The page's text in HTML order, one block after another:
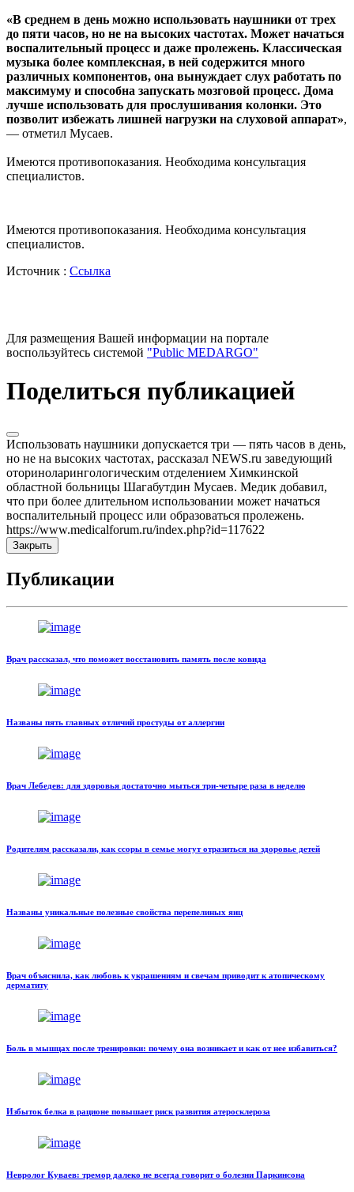
«В среднем в день можно использовать наушники от трех
до пяти часов, но не на высоких частотах. Может начаться
воспалительный процесс и даже пролежень. Классическая
музыка более комплексная, в ней содержится много
различных компонентов, она вынуждает слух работать по
максимуму и способна запускать мозговой процесс. Дома
лучше использовать для прослушивания колонки. Это
позволит избежать лишней нагрузки на слуховой аппарат»,
— отметил Мусаев.
Имеются противопоказания. Необходима консультация
специалистов.
Имеются противопоказания. Необходима консультация
специалистов.
Источник : Ссылка
Для размещения Вашей информации на портале
воспользуйтесь системой "Public MEDARGO"
Поделиться публикацией
Использовать наушники допускается три — пять часов в день,
но не на высоких частотах, рассказал NEWS.ru заведующий
оториноларингологическим отделением Химкинской
областной больницы Шагабутдин Мусаев. Медик добавил,
что при более длительном использовании может начаться
воспалительный процесс или образоваться пролежень.
https://www.medicalforum.ru/index.php?id=117622
Закрыть
Публикации
Врач рассказал, что поможет восстановить память после ковида
Названы пять главных отличий простуды от аллергии
Врач Лебедев: для здоровья достаточно мыться три-четыре раза в неделю
Родителям рассказали, как ссоры в семье могут отразиться на здоровье детей
Названы уникальные полезные свойства перепелиных яиц
Врач объяснила, как любовь к украшениям и свечам приводит к атопическому
дерматиту
Боль в мышцах после тренировки: почему она возникает и как от нее избавиться?
Избыток белка в рационе повышает риск развития атеросклероза
Невролог Куваев: тремор далеко не всегда говорит о болезни Паркинсона